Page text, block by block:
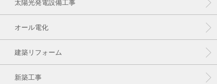
太陽光発電設備工事
オール電化
建築リフォーム
新築工事